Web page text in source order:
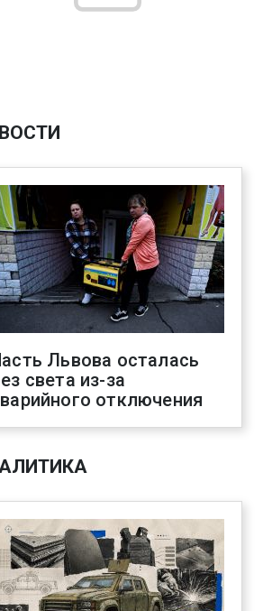
Львова осталась
света из-за
отключения